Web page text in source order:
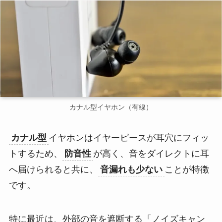
カナル型イヤホン（有線）
カナル型 イヤホンはイヤーピースが耳穴にフィッ
トするため、
防音性 が高く、音をダイレクトに耳
へ届けられると共に、
音漏れも少ない ことが特徴
です。
特に最近は、外部の音を遮断する「ノイズキャン